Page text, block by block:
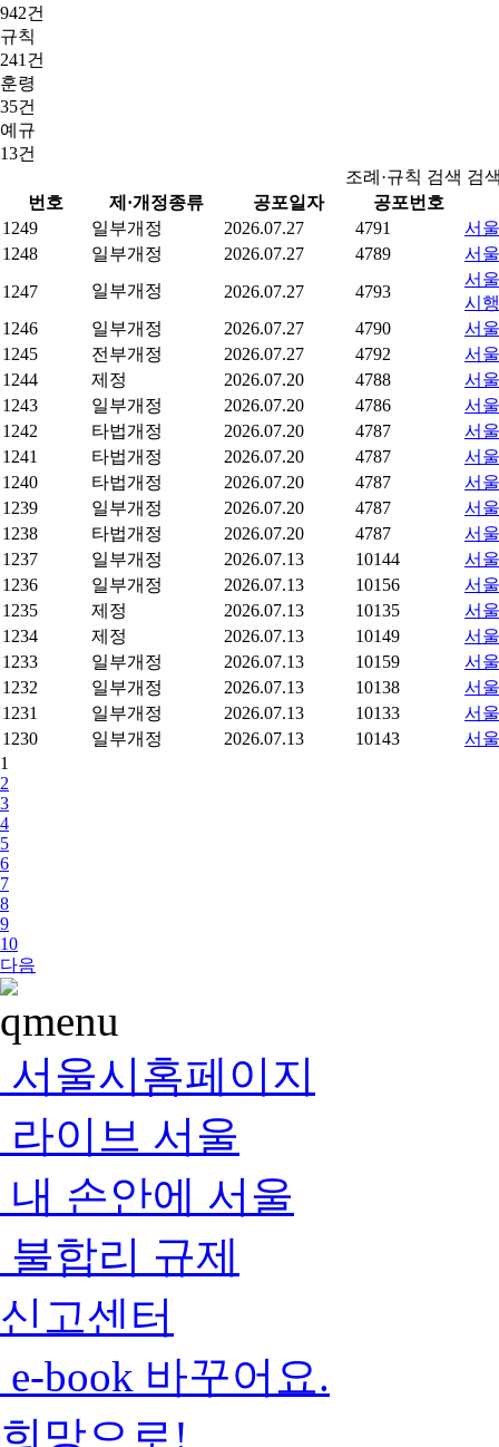
942건
규칙
241건
훈령
35건
예규
13건
조례·규칙 검색 검
번호
제·개정종류 공포일자
공포번호
1249
일부개정 2026.07.27 4791
서
1248
일부개정 2026.07.27 4789
서
1247
일부개정 2026.07.27 4793
서
시
1246
일부개정 2026.07.27 4790
서
1245
전부개정 2026.07.27 4792
서
1244
제정 2026.07.20 4788
서
1243
일부개정 2026.07.20 4786
서
1242
타법개정 2026.07.20 4787
서
1241
타법개정 2026.07.20 4787
서
1240
타법개정 2026.07.20 4787
서
1239
일부개정 2026.07.20 4787
서
1238
타법개정 2026.07.20 4787
서
1237
일부개정 2026.07.13 10144
서
1236
일부개정 2026.07.13 10156
서
1235
제정 2026.07.13 10135
서
1234
제정 2026.07.13 10149
서
1233
일부개정 2026.07.13 10159
서
1232
일부개정 2026.07.13 10138
서
1231
일부개정 2026.07.13 10133
서
1230
일부개정 2026.07.13 10143
서
1
2
3
4
5
6
7
8
9
10
다음
서울시홈페이지
라이브 서울
내 손안에 서울
불합리 규제
신고센터
e-book 바꾸어요.
희망으로!